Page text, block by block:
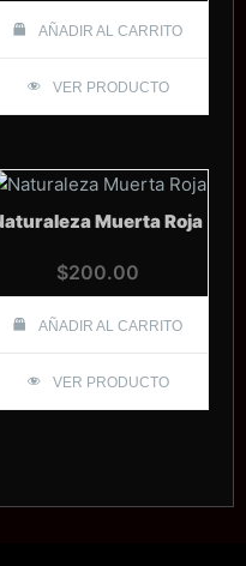
AÑADIR AL CARRITO
VER PRODUCTO
Muerta Roja
$200.00
AÑADIR AL CARRITO
VER PRODUCTO